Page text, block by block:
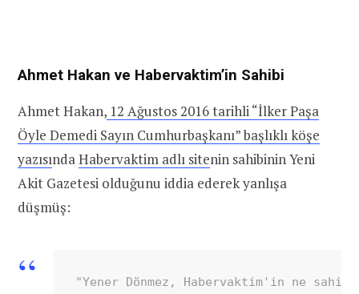
Ahmet Hakan ve Habervaktim’in Sahibi
Ahmet Hakan, 12 Ağustos 2016 tarihli “İlker Paşa
Öyle Demedi Sayın Cumhurbaşkanı” başlıklı köşe
yazısındaHabervaktim adlı sitenin sahibinin Yeni
Akit Gazetesi olduğunu iddia ederek yanlışa
düşmüş:
"Yener Dönmez, Habervaktim'in ne